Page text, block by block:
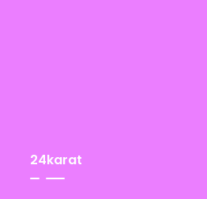
24karat